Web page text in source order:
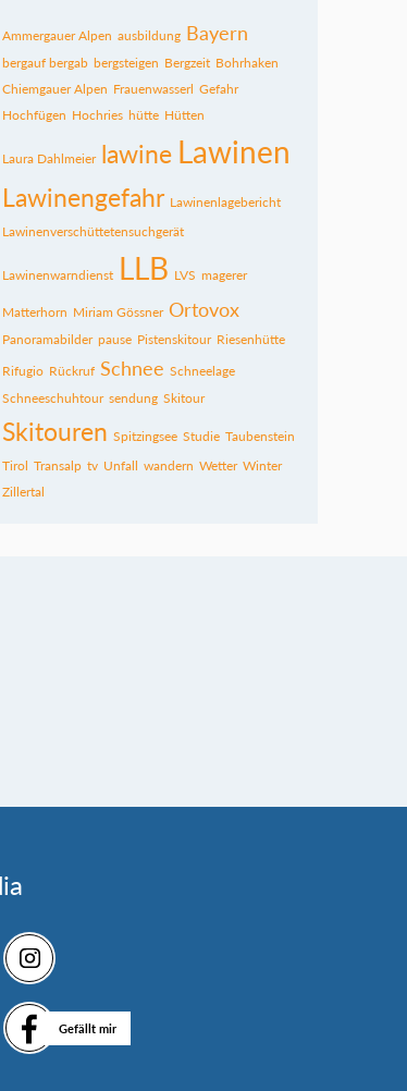
Ammergauer Alpen ausbildung Bayern
bergauf bergab bergsteigen Bergzeit Bohrhaken
Chiemgauer Alpen Frauenwasserl Gefahr
Hochfügen Hochries hütte Hütten
Laura Dahlmeier lawine Lawinen
Lawinengefahr Lawinenlagebericht
Lawinenverschüttetensuchgerät
Lawinenwarndienst LLB LVS magerer
Matterhorn Miriam Gössner Ortovox
Panoramabilder pause Pistenskitour Riesenhütte
Rifugio Rückruf Schnee Schneelage
Schneeschuhtour sendung Skitour
Skitouren Spitzingsee Studie Taubenstein
Tirol Transalp tv Unfall wandern Wetter Winter
Zillertal
Gefällt mir